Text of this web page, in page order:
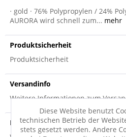
· gold · 76% Polypropylen / 24%
AURORA wird schnell zum... mehr
Produktsicherheit
Produktsicherheit
Versandinfo
Weitere Informationen zum
Hersteller
Diese Website benutzt
technischen Betrieb der
stets gesetzt werden. Andere